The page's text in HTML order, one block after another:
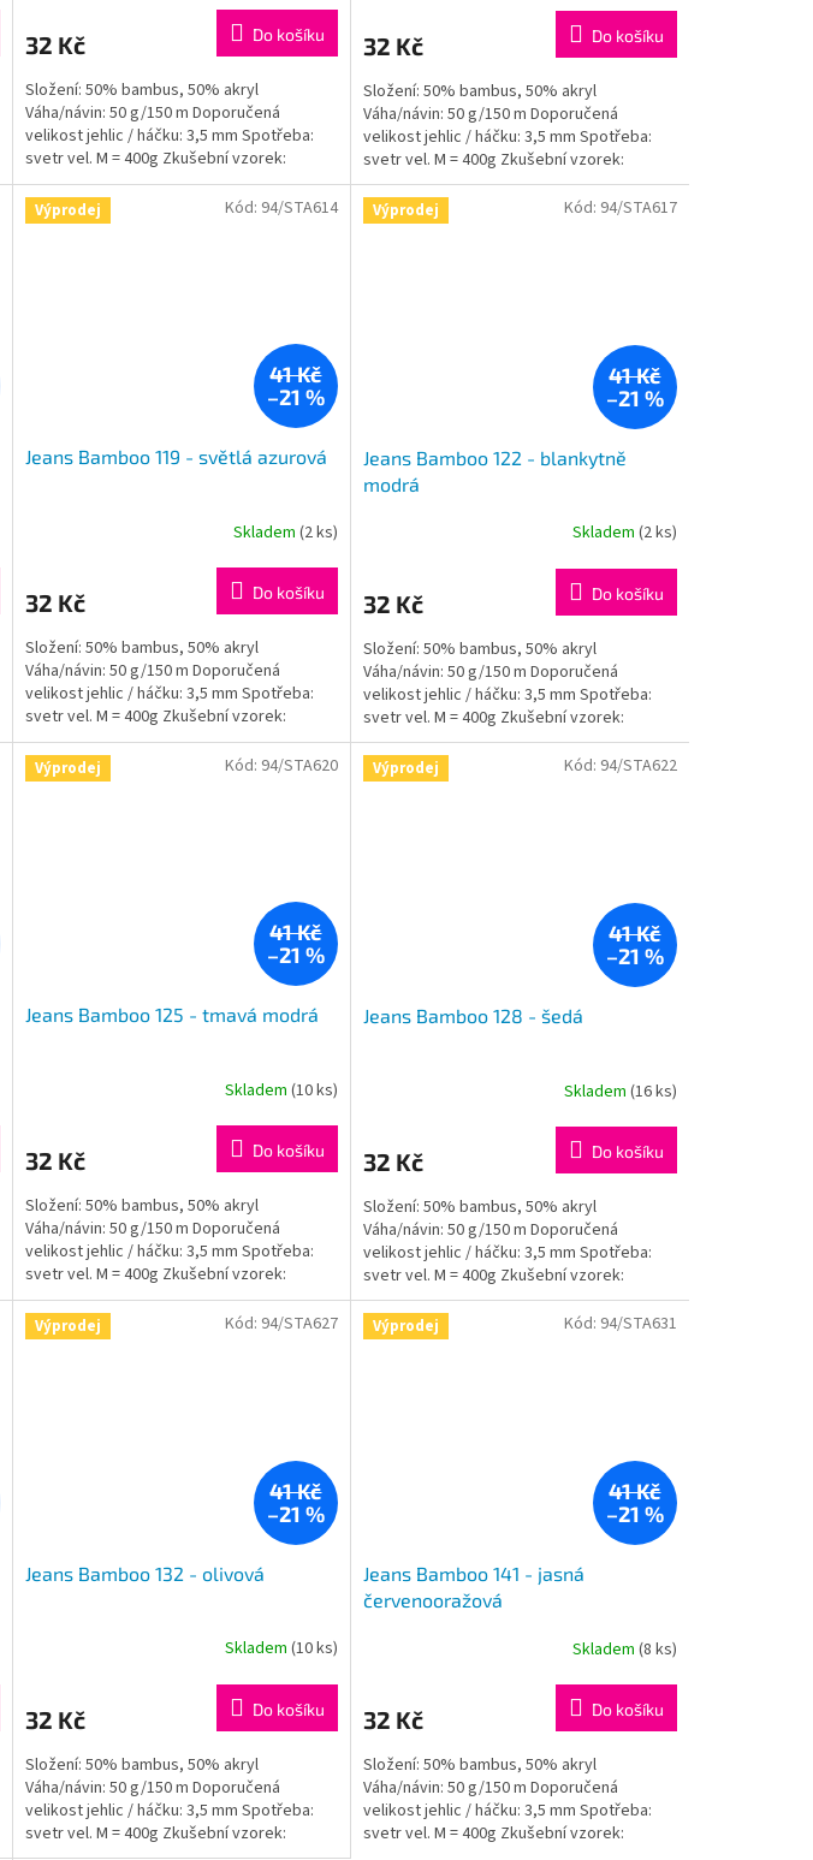
32 Kč Do košíku
Složení: 50% bambus, 50% akryl
Váha/návin: 50 g/150 m Doporučená
velikost jehlic / háčku: 3,5 mm Spotřeba:
svetr vel. M = 400g Zkušební vzorek:
jehlice: 10x10cm = 24ok,...
32 Kč Do košíku
Složení: 50% bambus, 50% akryl
Váha/návin: 50 g/150 m Doporučená
velikost jehlic / háčku: 3,5 mm Spotřeba:
svetr vel. M = 400g Zkušební vzorek:
jehlice: 10x10cm = 24ok,...
Výprodej
41 Kč
–21 %
Jeans Bamboo 119 - světlá azurová
Skladem (2 ks)
32 Kč Do košíku
Složení: 50% bambus, 50% akryl
Váha/návin: 50 g/150 m Doporučená
velikost jehlic / háčku: 3,5 mm Spotřeba:
svetr vel. M = 400g Zkušební vzorek:
jehlice: 10x10cm = 24ok,...
Kód: 94/STA614 Výprodej
41 Kč
–21 %
Jeans Bamboo 122 - blankytně
modrá
Skladem (2 ks)
32 Kč Do košíku
Složení: 50% bambus, 50% akryl
Váha/návin: 50 g/150 m Doporučená
velikost jehlic / háčku: 3,5 mm Spotřeba:
svetr vel. M = 400g Zkušební vzorek:
jehlice: 10x10cm = 24ok,...
Kód: 94/STA617
Výprodej
41 Kč
–21 %
Jeans Bamboo 125 - tmavá modrá
Skladem (10 ks)
32 Kč Do košíku
Složení: 50% bambus, 50% akryl
Váha/návin: 50 g/150 m Doporučená
velikost jehlic / háčku: 3,5 mm Spotřeba:
svetr vel. M = 400g Zkušební vzorek:
jehlice: 10x10cm = 24ok,...
Kód: 94/STA620 Výprodej
41 Kč
–21 %
Jeans Bamboo 128 - šedá
Skladem (16 ks)
32 Kč Do košíku
Složení: 50% bambus, 50% akryl
Váha/návin: 50 g/150 m Doporučená
velikost jehlic / háčku: 3,5 mm Spotřeba:
svetr vel. M = 400g Zkušební vzorek:
jehlice: 10x10cm = 24ok,...
Kód: 94/STA622
Výprodej
41 Kč
–21 %
Jeans Bamboo 132 - olivová
Skladem (10 ks)
32 Kč Do košíku
Složení: 50% bambus, 50% akryl
Váha/návin: 50 g/150 m Doporučená
velikost jehlic / háčku: 3,5 mm Spotřeba:
svetr vel. M = 400g Zkušební vzorek:
Kód: 94/STA627 Výprodej
41 Kč
–21 %
Jeans Bamboo 141 - jasná
červenooražová
Skladem (8 ks)
32 Kč Do košíku
Složení: 50% bambus, 50% akryl
Váha/návin: 50 g/150 m Doporučená
velikost jehlic / háčku: 3,5 mm Spotřeba:
svetr vel. M = 400g Zkušební vzorek:
Kód: 94/STA631